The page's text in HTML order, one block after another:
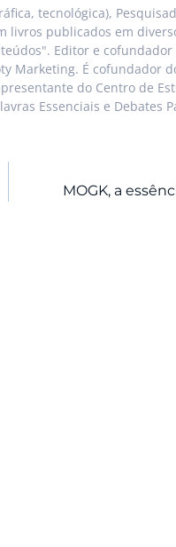
tecnológica),
livros publicados em
Editor e
Marketing. É cofundador
do Centro de
Essenciais e Debates
MOGK, a